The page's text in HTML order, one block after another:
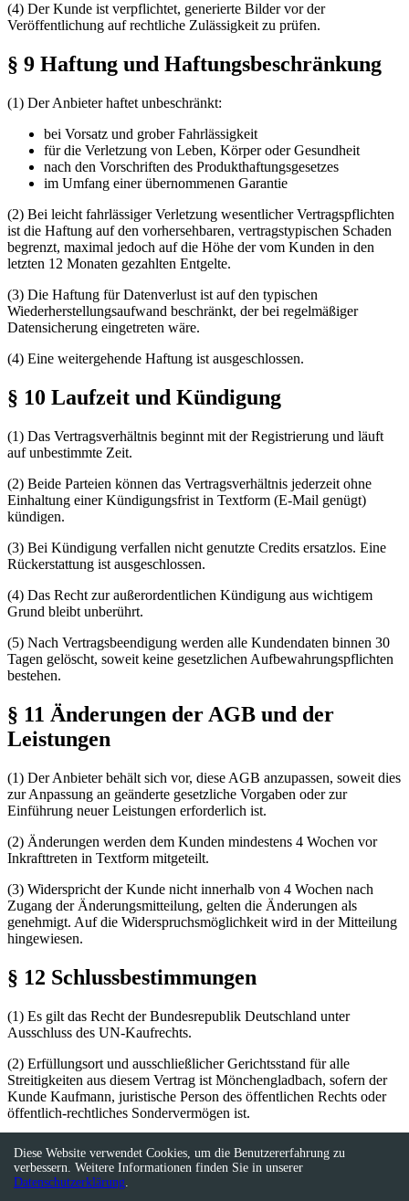
(4) Der Kunde ist verpflichtet, generierte Bilder vor der
Veröffentlichung auf rechtliche Zulässigkeit zu prüfen.
§ 9 Haftung und Haftungsbeschränkung
(1) Der Anbieter haftet unbeschränkt:
bei Vorsatz und grober Fahrlässigkeit
für die Verletzung von Leben, Körper oder Gesundheit
nach den Vorschriften des Produkthaftungsgesetzes
im Umfang einer übernommenen Garantie
(2) Bei leicht fahrlässiger Verletzung wesentlicher Vertragspflichten
ist die Haftung auf den vorhersehbaren, vertragstypischen Schaden
begrenzt, maximal jedoch auf die Höhe der vom Kunden in den
letzten 12 Monaten gezahlten Entgelte.
(3) Die Haftung für Datenverlust ist auf den typischen
Wiederherstellungsaufwand beschränkt, der bei regelmäßiger
Datensicherung eingetreten wäre.
(4) Eine weitergehende Haftung ist ausgeschlossen.
§ 10 Laufzeit und Kündigung
(1) Das Vertragsverhältnis beginnt mit der Registrierung und läuft
auf unbestimmte Zeit.
(2) Beide Parteien können das Vertragsverhältnis jederzeit ohne
Einhaltung einer Kündigungsfrist in Textform (E-Mail genügt)
kündigen.
(3) Bei Kündigung verfallen nicht genutzte Credits ersatzlos. Eine
Rückerstattung ist ausgeschlossen.
(4) Das Recht zur außerordentlichen Kündigung aus wichtigem
Grund bleibt unberührt.
(5) Nach Vertragsbeendigung werden alle Kundendaten binnen 30
Tagen gelöscht, soweit keine gesetzlichen Aufbewahrungspflichten
bestehen.
§ 11 Änderungen der AGB und der
Leistungen
(1) Der Anbieter behält sich vor, diese AGB anzupassen, soweit dies
zur Anpassung an geänderte gesetzliche Vorgaben oder zur
Einführung neuer Leistungen erforderlich ist.
(2) Änderungen werden dem Kunden mindestens 4 Wochen vor
Inkrafttreten in Textform mitgeteilt.
(3) Widerspricht der Kunde nicht innerhalb von 4 Wochen nach
Zugang der Änderungsmitteilung, gelten die Änderungen als
genehmigt. Auf die Widerspruchsmöglichkeit wird in der Mitteilung
hingewiesen.
§ 12 Schlussbestimmungen
(1) Es gilt das Recht der Bundesrepublik Deutschland unter
Ausschluss des UN-Kaufrechts.
(2) Erfüllungsort und ausschließlicher Gerichtsstand für alle
Streitigkeiten aus diesem Vertrag ist Mönchengladbach, sofern der
Kunde Kaufmann, juristische Person des öffentlichen Rechts oder
öffentlich-rechtliches Sondervermögen ist.
undurchführbar sein, bleibt die Wirksamkeit der übrigen
Bestimmungen unberührt.
Diese Website verwendet Cookies, um die Benutzererfahrung zu
verbessern. Weitere Informationen finden Sie in unserer
Datenschutzerklärung.